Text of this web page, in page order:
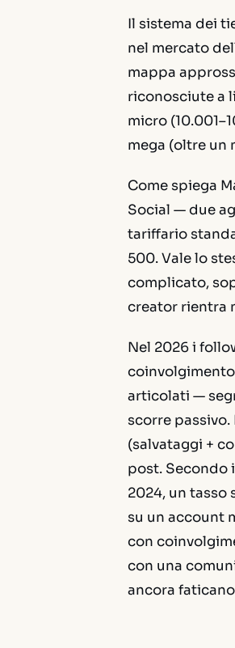
Il sistema dei
nel mercato
mappa
riconosciute a
micro
mega (oltre un
Come spiega
Social — due
tariffario
500. Vale lo
complicato,
creator rientra
Nel 2026 i
articolati —
scorre
(salvataggi +
post. Secondo
2024, un tasso
su un account
con
con una
ancora